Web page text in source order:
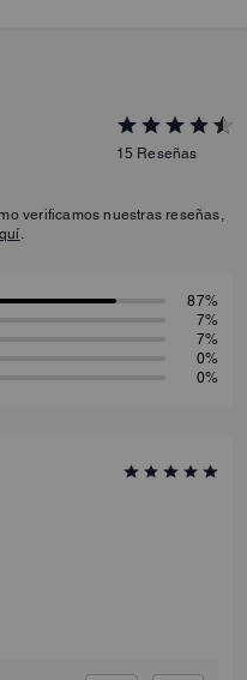
15 Reseñas
verificamos nuestras reseñas,
87%
7%
7%
0%
0%